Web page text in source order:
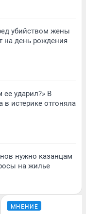
убийством жены
на день рождения
ударил?» В
в истерике отгоняла
нужно казанцам
на жилье
МНЕНИЕ